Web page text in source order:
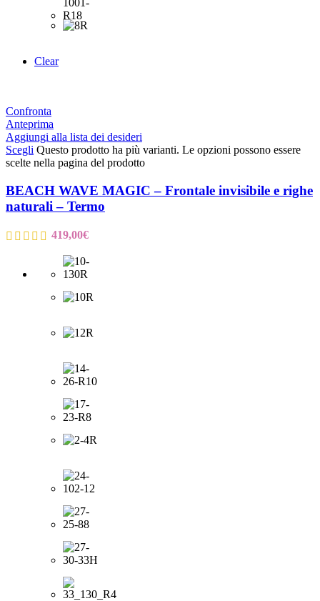
Clear
Confronta
Anteprima
Aggiungi alla lista dei desideri
Scegli Questo prodotto ha più varianti. Le opzioni possono essere
scelte nella pagina del prodotto
BEACH WAVE MAGIC – Frontale invisibile e righe
naturali – Termo
419,00€